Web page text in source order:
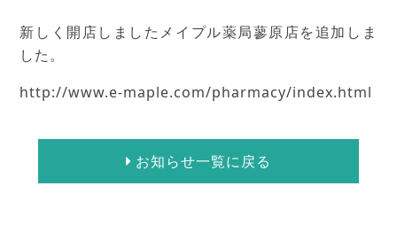
新しく開店しましたメイプル薬局蓼原店を追加しま
した。
http://www.e-maple.com/pharmacy/index.html
お知らせ一覧に戻る